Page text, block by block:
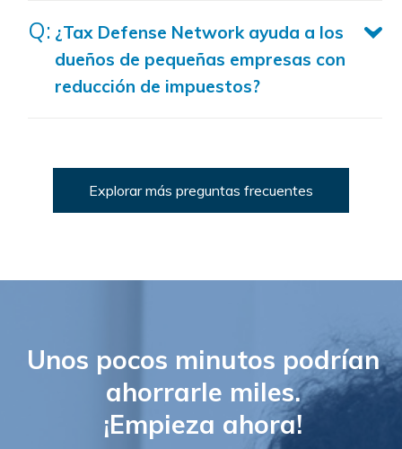
¿Tax Defense Network ayuda a los
dueños de pequeñas empresas con
reducción de impuestos?
Explorar más preguntas frecuentes
Unos pocos minutos podrían
ahorrarle miles.
¡Empieza ahora!